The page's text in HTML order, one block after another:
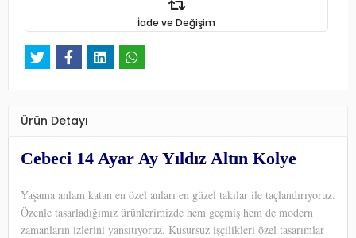
İade ve Değişim
Ürün Detayı
Cebeci 14 Ayar Ay Yıldız Altın Kolye
Yaşama anlam katan en özel anları en güzel takılar ile taçlandırıyoruz.
Özenle tasarladığımız ürünlerimizde hem geçmiş hem de modern
zamanların izlerini yansıtıyoruz. Kusursuz işçilikleri özel tasarımlar